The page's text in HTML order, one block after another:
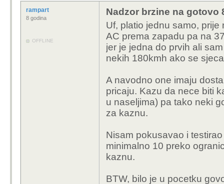
rampart
8 godina
OFFLINE
Nadzor brzine na gotovo
Uf, platio jednu samo,
AC prema zapadu pa na
jer je jedna do prvih ali
nekih 180kmh ako se
A navodno one imaju
pricaju. Kazu da nece biti
u naseljima) pa tako neki
za kaznu.
Nisam pokusavao i
minimalno 10 preko
kaznu.
BTW, bilo je u pocetku